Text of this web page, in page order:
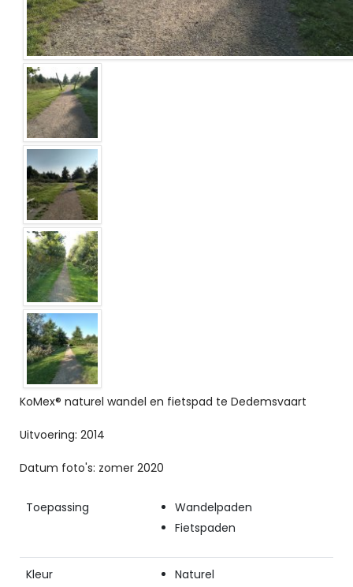
KoMex® naturel wandel en fietspad te Dedemsvaart
Uitvoering: 2014
Datum foto's: zomer 2020
Toepassing
Wandelpaden
Fietspaden
Kleur Naturel